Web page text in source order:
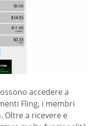
accedere a
Fling, i membri
Oltre a ricevere e